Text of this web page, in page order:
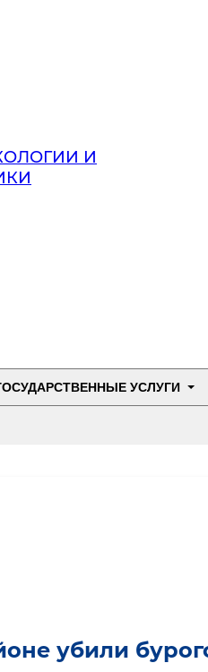
И
УСЛУГИ
убили